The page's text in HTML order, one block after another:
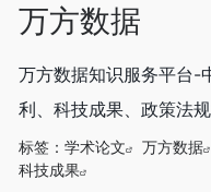
万方数据
万方数据知识服务平台-
利、科技成果、政策法
标签： 学术论文 万方数据
科技成果